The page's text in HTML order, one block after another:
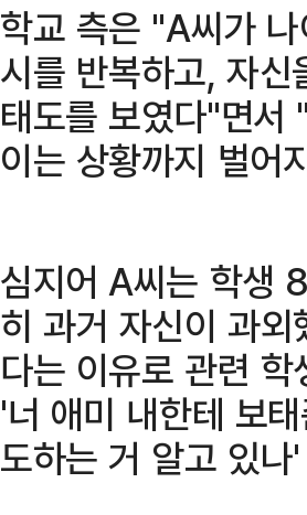
학교 측은 "A씨가
시를 반복하고, 자
태도를 보였다"면서
이는 상황까지 벌어
심지어 A씨는 학생
히 과거 자신이 과
다는 이유로 관련
'너 애미 내한테 보
도하는 거 알고 있